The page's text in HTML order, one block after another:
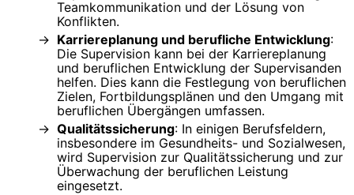
Teamkommunikation und der Lösung von
Konflikten.
Karriereplanung und berufliche Entwicklung:
Die Supervision kann bei der Karriereplanung
und beruflichen Entwicklung der Supervisanden
helfen. Dies kann die Festlegung von beruflichen
Zielen, Fortbildungsplänen und den Umgang mit
beruflichen Übergängen umfassen.
Qualitätssicherung: In einigen Berufsfeldern,
insbesondere im Gesundheits- und Sozialwesen,
wird Supervision zur Qualitätssicherung und zur
Überwachung der beruflichen Leistung
eingesetzt.